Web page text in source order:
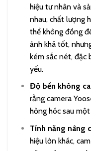
hiệu tư nhân và
nhau, chất lượng
thể không đồng
ảnh khá tốt,
kém sắc nét, đặc
yếu.
Độ bền không
rằng camera
hỏng hóc sau
Tính năng nâng
hiệu lớn khác,